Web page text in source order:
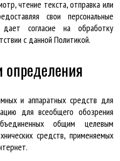
чтение текста, отправка или
свои персональные
согласие на обработку
с данной Политикой.
и аппаратных средств для
для всеобщего обозрения
общим целевым
средств, применяемых